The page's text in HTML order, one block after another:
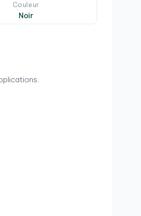
Couleur
Noir